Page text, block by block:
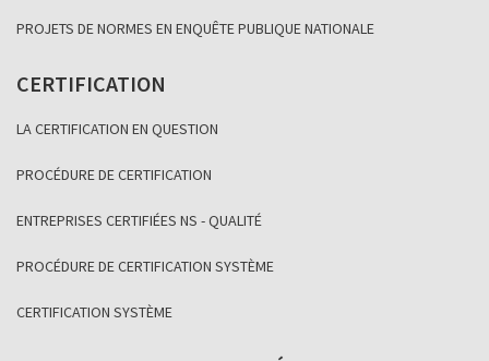
PROJETS DE NORMES EN ENQUÊTE PUBLIQUE NATIONALE
CERTIFICATION
LA CERTIFICATION EN QUESTION
PROCÉDURE DE CERTIFICATION
ENTREPRISES CERTIFIÉES NS - QUALITÉ
PROCÉDURE DE CERTIFICATION SYSTÈME
CERTIFICATION SYSTÈME